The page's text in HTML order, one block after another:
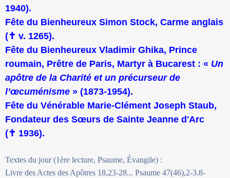
1940).
Fête du Bienheureux Simon Stock, Carme anglais
(✝ v. 1265).
Fête du Bienheureux Vladimir Ghika, Prince
roumain, Prêtre de Paris, Martyr à Bucarest : « Un
apôtre de la Charité et un précurseur de
l’œcuménisme » (1873-1954).
Fête du Vénérable Marie-Clément Joseph Staub,
Fondateur des Sœurs de Sainte Jeanne d'Arc
(✝ 1936).
Textes du jour (1ère lecture, Psaume, Évangile) :
Livre des Actes des Apôtres 18,23-28... Psaume 47(46),2-3.8-